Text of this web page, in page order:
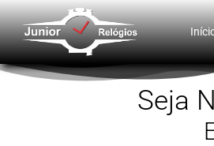
Seja
Este site usa cookies e outras
conteúdo de terceiros. Leia mais em